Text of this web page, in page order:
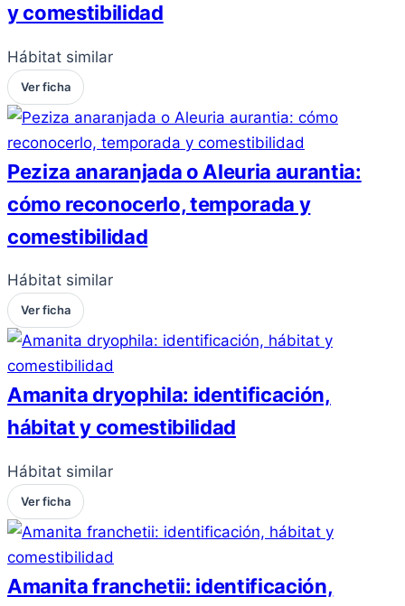
y comestibilidad
Hábitat similar
Ver ficha
Peziza anaranjada o Aleuria aurantia:
cómo reconocerlo, temporada y
comestibilidad
Hábitat similar
Ver ficha
Amanita dryophila: identificación,
hábitat y comestibilidad
Hábitat similar
Ver ficha
Amanita franchetii: identificación,